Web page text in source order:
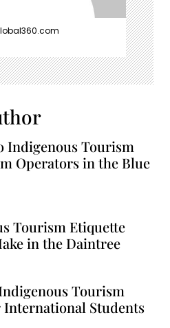
Indigenous Tourism
Operators in the Blue
Tourism Etiquette
in the Daintree
Tourism
Students